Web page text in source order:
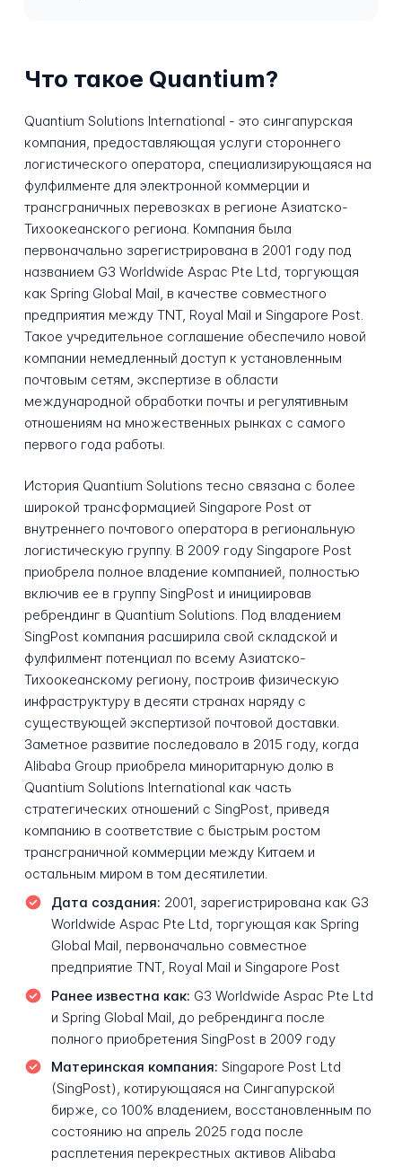
Что такое Quantium?
Quantium Solutions International - это сингапурская
компания, предоставляющая услуги стороннего
логистического оператора, специализирующаяся на
фулфилменте для электронной коммерции и
трансграничных перевозках в регионе Азиатско-
Тихоокеанского региона. Компания была
первоначально зарегистрирована в 2001 году под
названием G3 Worldwide Aspac Pte Ltd, торгующая
как Spring Global Mail, в качестве совместного
предприятия между TNT, Royal Mail и Singapore Post.
Такое учредительное соглашение обеспечило новой
компании немедленный доступ к установленным
почтовым сетям, экспертизе в области
международной обработки почты и регулятивным
отношениям на множественных рынках с самого
первого года работы.
История Quantium Solutions тесно связана с более
широкой трансформацией Singapore Post от
внутреннего почтового оператора в региональную
логистическую группу. В 2009 году Singapore Post
приобрела полное владение компанией, полностью
включив ее в группу SingPost и инициировав
ребрендинг в Quantium Solutions. Под владением
SingPost компания расширила свой складской и
фулфилмент потенциал по всему Азиатско-
Тихоокеанскому региону, построив физическую
инфраструктуру в десяти странах наряду с
существующей экспертизой почтовой доставки.
Заметное развитие последовало в 2015 году, когда
Alibaba Group приобрела миноритарную долю в
Quantium Solutions International как часть
стратегических отношений с SingPost, приведя
компанию в соответствие с быстрым ростом
трансграничной коммерции между Китаем и
остальным миром в том десятилетии.
Дата создания: 2001, зарегистрирована как G3
Worldwide Aspac Pte Ltd, торгующая как Spring
Global Mail, первоначально совместное
предприятие TNT, Royal Mail и Singapore Post
Ранее известна как: G3 Worldwide Aspac Pte Ltd
и Spring Global Mail, до ребрендинга после
полного приобретения SingPost в 2009 году
Материнская компания: Singapore Post Ltd
(SingPost), котирующаяся на Сингапурской
бирже, со 100% владением, восстановленным по
состоянию на апрель 2025 года после
расплетения перекрестных активов Alibaba